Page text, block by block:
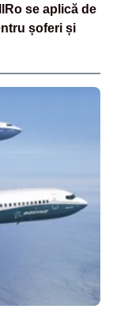
se aplică de
șoferi și